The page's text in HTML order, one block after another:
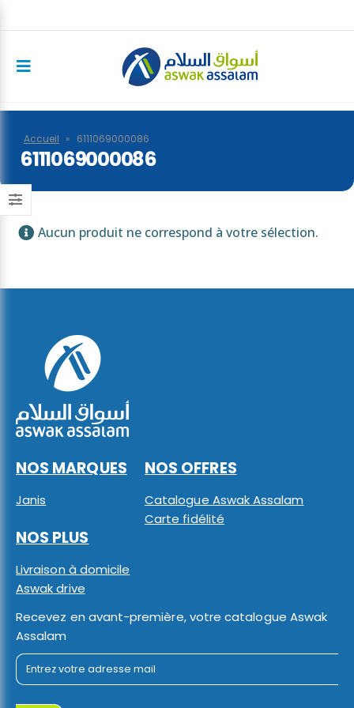
Accueil » 6111069000086
6111069000086
Aucun produit ne correspond à votre sélection.
NOS MARQUES
Janis
NOS OFFRES
Catalogue Aswak Assalam
Carte fidélité
NOS PLUS
Livraison à domicile
Aswak drive
Recevez en avant-première, votre catalogue Aswak
Assalam